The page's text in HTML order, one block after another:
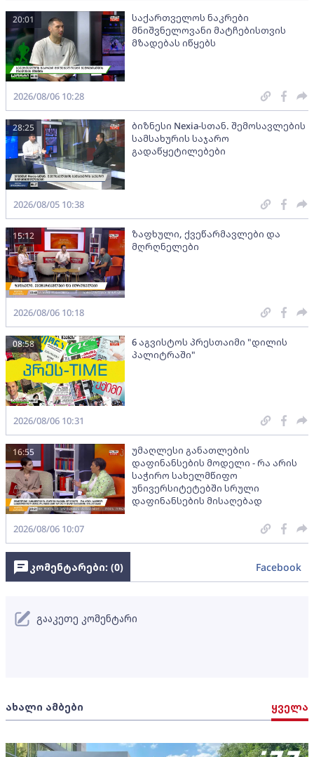
საქართველოს ნაკრები
მნიშვნელოვანი მატჩებისთვის
მზადებას იწყებს
20:01
2026/08/06 10:28
ბიზნესი Nexia-სთან. შემოსავლების
სამსახურის საჯარო
გადაწყეტილებები
28:25
2026/08/05 10:38
ზაფხული, ქვეწარმავლები და
მღრღნელები
15:12
2026/08/06 10:18
6 აგვისტოს პრესთაიმი "დილის
პალიტრაში"
08:58
2026/08/06 10:31
უმაღლესი განათლების
დაფინანსების მოდელი - რა არის
საჭირო სახელმწიფო
უნივერსიტეტებში სრული
დაფინანსების მისაღებად
16:55
2026/08/06 10:07
ახალი ამბები ყველა
კომენტარები: (0) Facebook
გააკეთე კომენტარი